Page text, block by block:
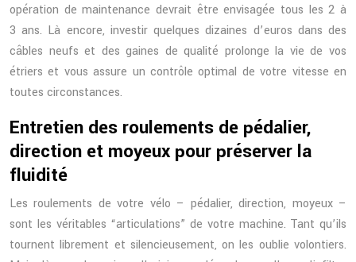
opération de maintenance devrait être envisagée tous les 2 à
3 ans. Là encore, investir quelques dizaines d’euros dans des
câbles neufs et des gaines de qualité prolonge la vie de vos
étriers et vous assure un contrôle optimal de votre vitesse en
toutes circonstances.
Entretien des roulements de pédalier,
direction et moyeux pour préserver la
fluidité
Les roulements de votre vélo – pédalier, direction, moyeux –
sont les véritables “articulations” de votre machine. Tant qu’ils
tournent librement et silencieusement, on les oublie volontiers.